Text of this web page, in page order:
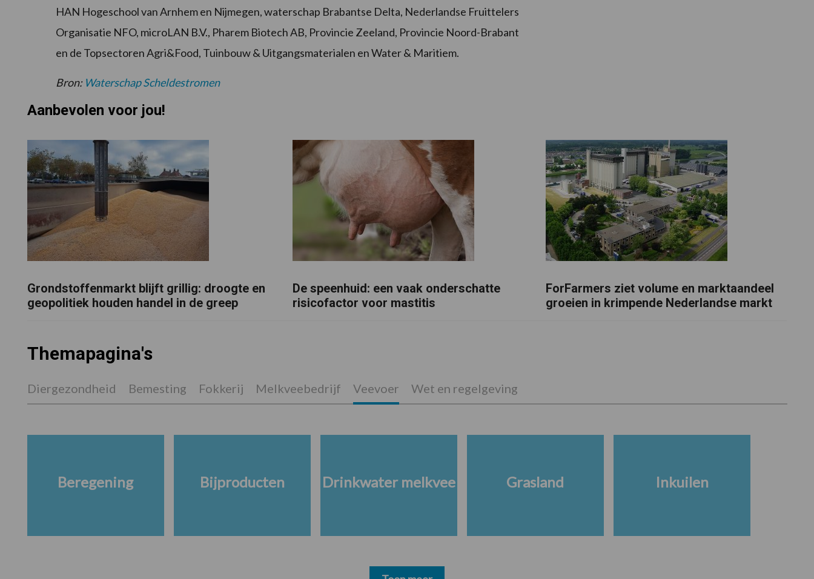
HAN Hogeschool van Arnhem en Nijmegen, waterschap Brabantse Delta, Nederlandse Fruittelers
Organisatie NFO, microLAN B.V., Pharem Biotech AB, Provincie Zeeland, Provincie Noord-Brabant
en de Topsectoren Agri&Food, Tuinbouw & Uitgangsmaterialen en Water & Maritiem.
Bron: Waterschap Scheldestromen
Aanbevolen voor jou!
Grondstoffenmarkt blijft grillig: droogte en
geopolitiek houden handel in de greep
De speenhuid: een vaak onderschatte
risicofactor voor mastitis
ForFarmers ziet volume en marktaandeel
groeien in krimpende Nederlandse markt
Themapagina's
Diergezondheid Bemesting Fokkerij Melkveebedrijf Veevoer Wet en regelgeving
Beregening Bijproducten Drinkwater melkvee Grasland Inkuilen